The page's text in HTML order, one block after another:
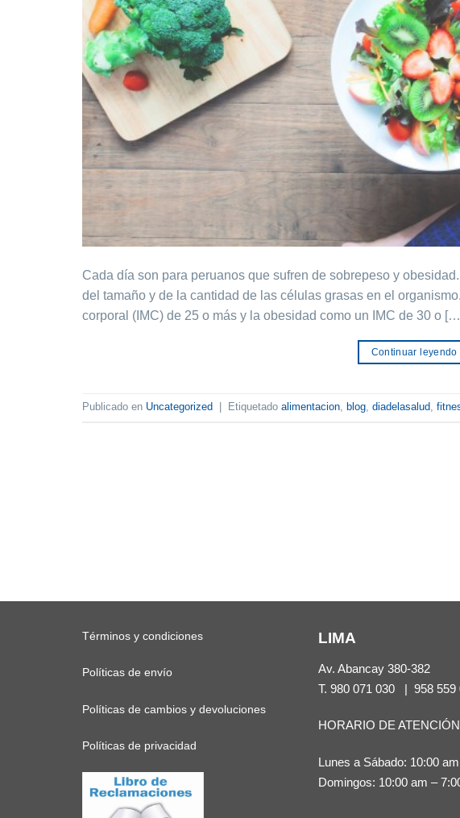
Cada día son para peruanos que sufren de sobrepeso y
del tamaño y de la cantidad de las células grasas en el
corporal (IMC) de 25 o más y la obesidad como un IMC de 30 o
Continuar leyendo
Publicado en Uncategorized Etiquetado alimentacion, blog, diadelasalud,
Términos y condiciones
Políticas de envío
Políticas de cambios y devoluciones
Políticas de privacidad
LIMA
Av. Abancay 380-382
T. 980 071 030| 958 559
HORARIO DE
Lunes a Sábado: 10:00
Domingos: 10:00 am –